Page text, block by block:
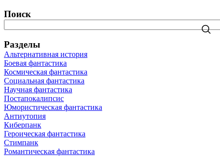
Поиск
Разделы
Альтернативная история
Боевая фантастика
Космическая фантастика
Социальная фантастика
Научная фантастика
Постапокалипсис
Юмористическая фантастика
Антиутопия
Киберпанк
Героическая фантастика
Стимпанк
Романтическая фантастика